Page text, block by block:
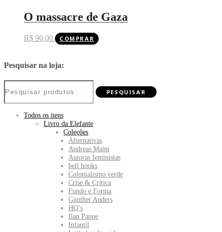
O massacre de Gaza
R$ 90,00 COMPRAR
Pesquisar na loja:
Pesquisar
por:
PESQUISAR
Todos os itens
Livro da Elefante
Coleções
Alternativas
Andreas Malm
Autoras feministas
bell hooks
Colonialismo verde
Crise & Crítica
Fundo e Forma
Günther Anders
HQ’s
Ilan Pappe
Infantil